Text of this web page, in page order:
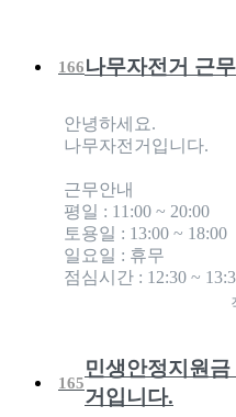
166나무자전거 근
안녕하세요.
나무자전거입니다.
근무안내
평일 : 11:00 ~ 20:00
토용일 : 13:00 ~ 18:00
일요일 : 휴무
점심시간 : 12:30 ~
165
민생안정지원
거입니다.